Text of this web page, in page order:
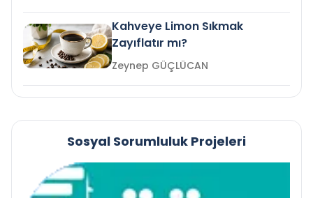
Kahveye Limon Sıkmak
Zayıflatır mı?
Zeynep GÜÇLÜCAN
Sosyal Sorumluluk Projeleri